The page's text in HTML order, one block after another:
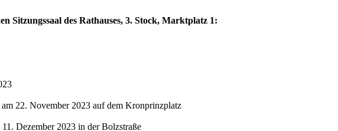
Sitzungssaal des Rathauses, 3. Stock, Marktplatz 1:
22. November 2023 auf dem Kronprinzplatz
Dezember 2023 in der Bolzstraße